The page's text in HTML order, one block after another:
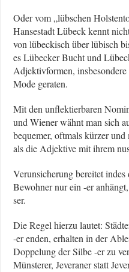
Oder vom „lübschen
Hansestadt Lübeck kennt
von lübeckisch über lübisch
es Lübecker Bucht und
Adjektivformen,
Mode geraten.
Mit den unflektierbaren
und Wiener wähnt man sich
bequemer, oftmals kürzer und
als die Adjektive mit ihrem
Verunsicherung bereitet
Bewohner nur ein -er
ser.
Die Regel hierzu lautet:
-er enden, erhalten in der
Doppelung der Silbe -er zu
Münsterer, Jeveraner statt